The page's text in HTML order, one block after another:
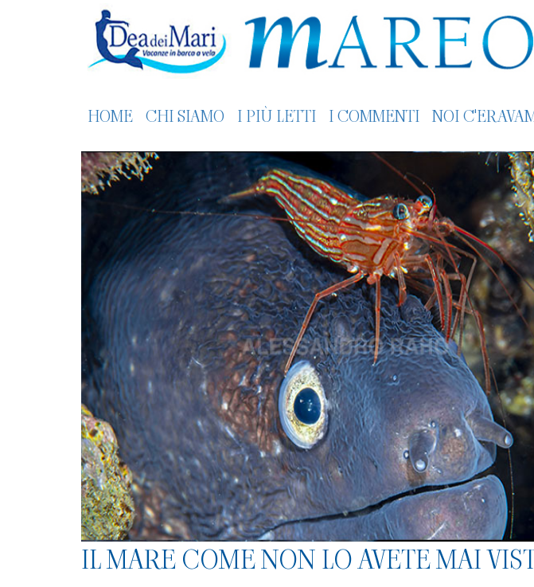
HOME CHI SIAMO I PIÙ LETTI I COMMENTI NOI
IL MARE COME NON LO AVETE MAI